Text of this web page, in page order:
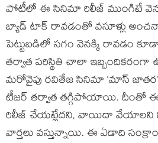
పోటీలో ఈ సినిమా రిలీజ్ ముంగిటే
బ్యాడ్ టాక్ రావడంతో వసూళ్లు
పెట్టుబడిలో సగం వెనక్కి రావడం
తర్వాత పరిస్థితి చాలా ఇబ్బందికరంగా
మరోవైపు రవితేజ సినిమా ‘మాస్
టీజర్ తర్వాత తగ్గిపోయాయి. దీంతో
రిలీజ్ చేయట్లేదని, వాయిదా వేయాలని
వార్తలు వస్తున్నాయి. ఈ ఏడాది